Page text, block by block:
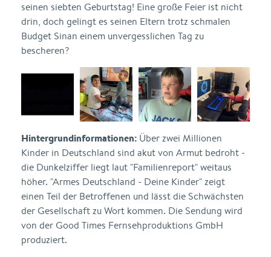
seinen siebten Geburtstag! Eine große Feier ist nicht
drin, doch gelingt es seinen Eltern trotz schmalen
Budget Sinan einem unvergesslichen Tag zu
bescheren?
Hintergrundinformationen: Über zwei Millionen
Kinder in Deutschland sind akut von Armut bedroht -
die Dunkelziffer liegt laut "Familienreport" weitaus
höher. "Armes Deutschland - Deine Kinder" zeigt
einen Teil der Betroffenen und lässt die Schwächsten
der Gesellschaft zu Wort kommen. Die Sendung wird
von der Good Times Fernsehproduktions GmbH
produziert.